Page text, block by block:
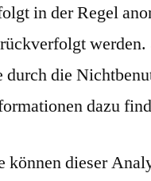
in der Regel
werden.
durch die
dazu
können dieser